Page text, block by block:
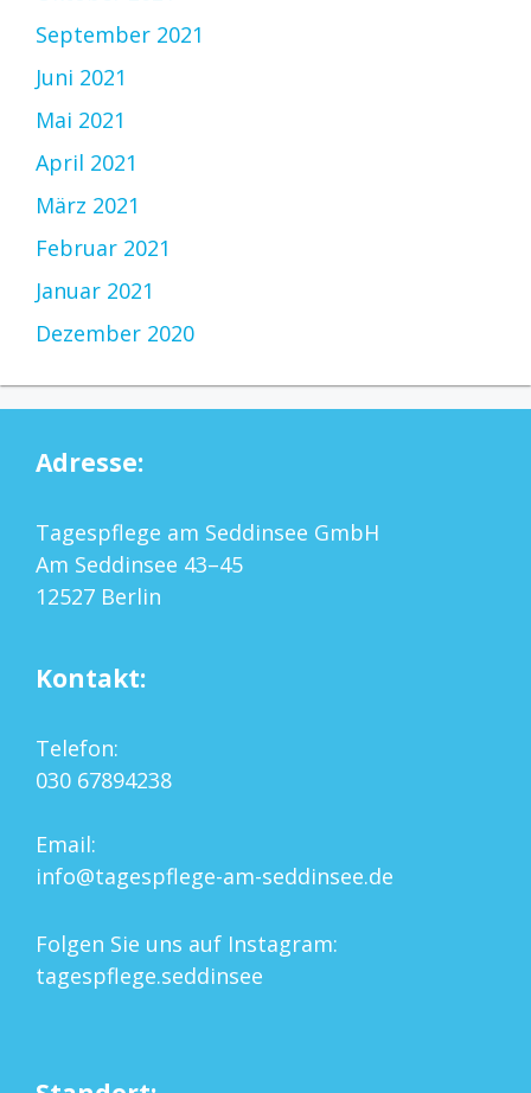
September 2021
Juni 2021
Mai 2021
April 2021
März 2021
Februar 2021
Januar 2021
Dezember 2020
Adresse:
Tagespflege am Seddinsee GmbH
Am Seddinsee 43–45
12527 Berlin
Kontakt:
Telefon:
030 67894238
Email:
info@tagespflege-am-seddinsee.de
Folgen Sie uns auf Instagram:
tagespflege.seddinsee